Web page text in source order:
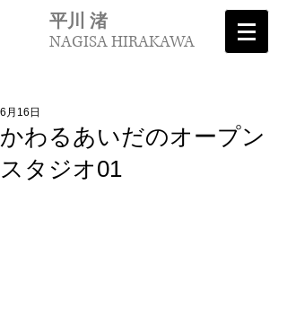
平川 渚
NAGISA HIRAKAWA
かわるあいだのオープン
スタジオ01
6月16日